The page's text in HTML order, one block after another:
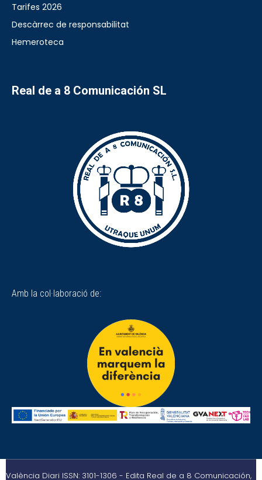
Tarifes 2026
Descàrrec de responsabilitat
Hemeroteca
Real de a 8 Comunicación SL
Amb la col·laboració de:
València Diari ISSN: 3101-1306 - Edita Real de a 8 Comunicación,